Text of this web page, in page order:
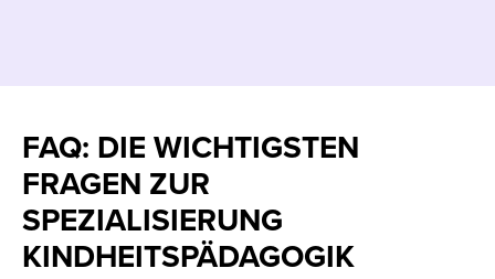
FAQ: DIE WICHTIGSTEN
FRAGEN ZUR
SPEZIALISIERUNG
KINDHEITSPÄDAGOGIK